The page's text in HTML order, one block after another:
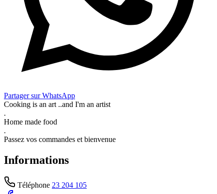
Partager sur WhatsApp
Cooking is an art ..and I'm an artist
.
Home made food
.
Passez vos commandes et bienvenue
Informations
Téléphone 23 204 105